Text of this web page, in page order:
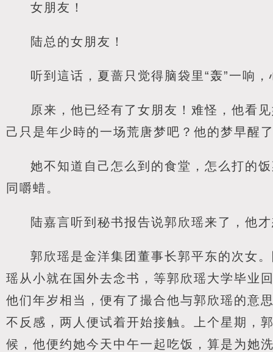
女朋友！
陆总的女朋友！
听到這话，夏蔷只觉得脑袋里“轰”一响
原来，他已经有了女朋友！难怪，他看
己只是年少時的一场荒唐梦吧？他的梦早醒
她不知道自己怎么到的食堂，怎么打的
同嚼蜡。
陆嘉言听到秘书报告说郭欣瑶来了，他
郭欣瑶是金洋集团董事长郭平东的次女
瑶从小就在国外去念书，等郭欣瑶大学毕业
他们年岁相当，便有了撮合他与郭欣瑶的意
不反感，两人便试着开始接触。上个星期，
候，他便约她今天中午一起吃饭，算是为她